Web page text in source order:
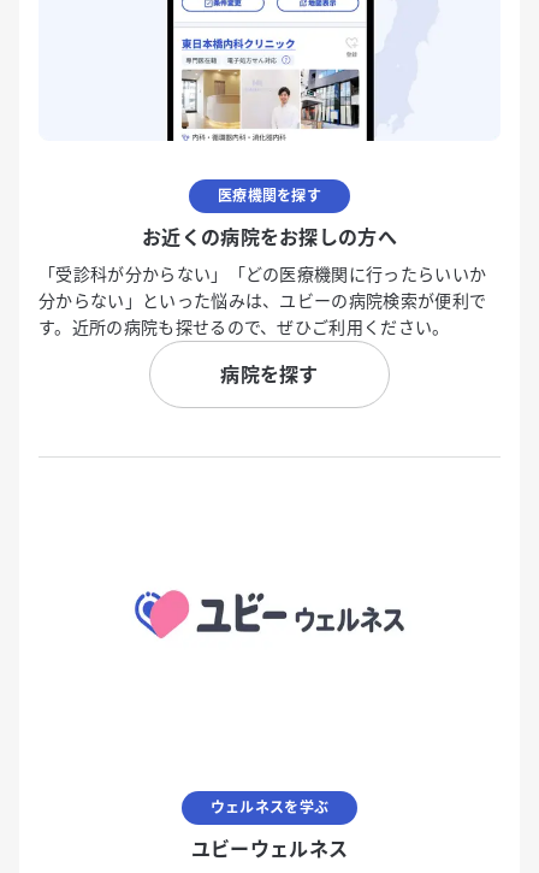
医療機関を探す
お近くの病院をお探しの方へ
「受診科が分からない」「どの医療機関に行ったらいいか
分からない」といった悩みは、ユビーの病院検索が便利で
す。近所の病院も探せるので、ぜひご利用ください。
病院を探す
ウェルネスを学ぶ
ユビーウェルネス